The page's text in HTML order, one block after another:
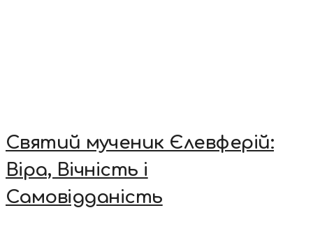
Святий мученик Єлевферій:
Віра, Вічність і
Самовідданість